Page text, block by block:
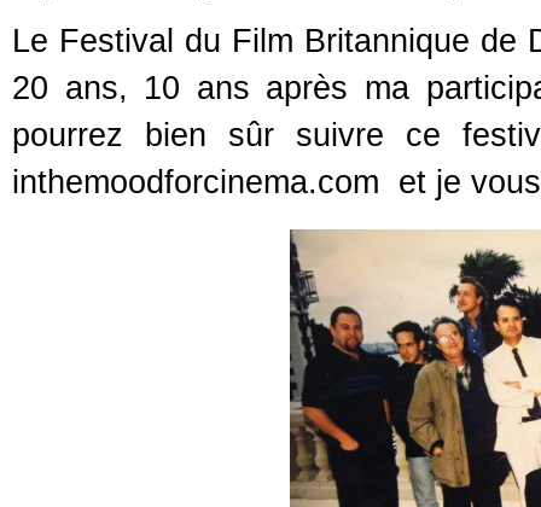
Le Festival du Film Britannique de
20 ans, 10 ans après ma
pourrez bien sûr suivre ce
inthemoodforcinema.com et je